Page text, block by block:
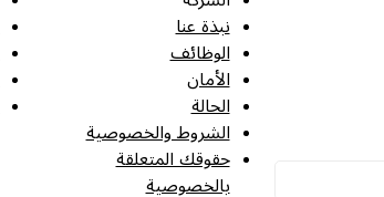
نبذة عنا
الوظائف
الأمان
الحالة
الشروط والخصوصية
حقوقك المتعلقة
بالخصوصية